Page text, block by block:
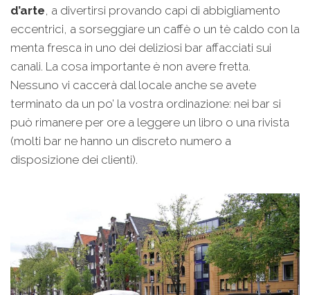
d’arte, a divertirsi provando capi di abbigliamento
eccentrici, a sorseggiare un caffè o un tè caldo con la
menta fresca in uno dei deliziosi bar affacciati sui
canali. La cosa importante è non avere fretta.
Nessuno vi caccerà dal locale anche se avete
terminato da un po’ la vostra ordinazione: nei bar si
può rimanere per ore a leggere un libro o una rivista
(molti bar ne hanno un discreto numero a
disposizione dei clienti).